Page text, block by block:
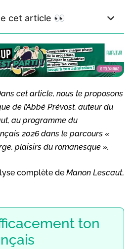
cet article 👀
cet article, nous te proposons
de l’Abbé Prévost, auteur du
, au programme du
2026 dans le parcours «
plaisirs du romanesque ».
complète de Manon Lescaut,
ton